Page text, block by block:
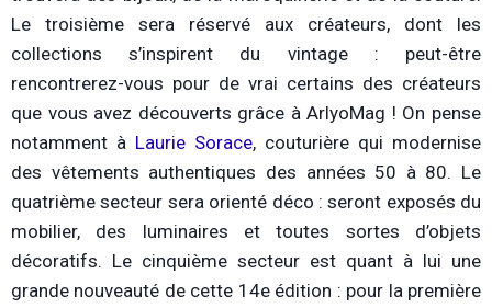
Le troisième sera réservé aux créateurs, dont les
collections s’inspirent du vintage : peut-être
rencontrerez-vous pour de vrai certains des créateurs
que vous avez découverts grâce à ArlyoMag ! On pense
notamment à Laurie Sorace, couturière qui modernise
des vêtements authentiques des années 50 à 80. Le
quatrième secteur sera orienté déco : seront exposés du
mobilier, des luminaires et toutes sortes d’objets
décoratifs. Le cinquième secteur est quant à lui une
grande nouveauté de cette 14e édition : pour la première